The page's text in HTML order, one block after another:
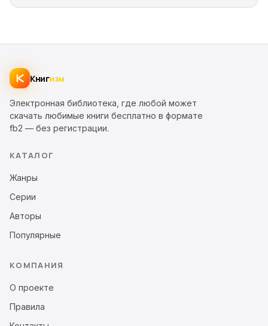
Книгизм
Электронная библиотека, где любой может
скачать любимые книги бесплатно в формате
fb2 — без регистрации.
КАТАЛОГ
Жанры
Серии
Авторы
Популярные
КОМПАНИЯ
О проекте
Правила